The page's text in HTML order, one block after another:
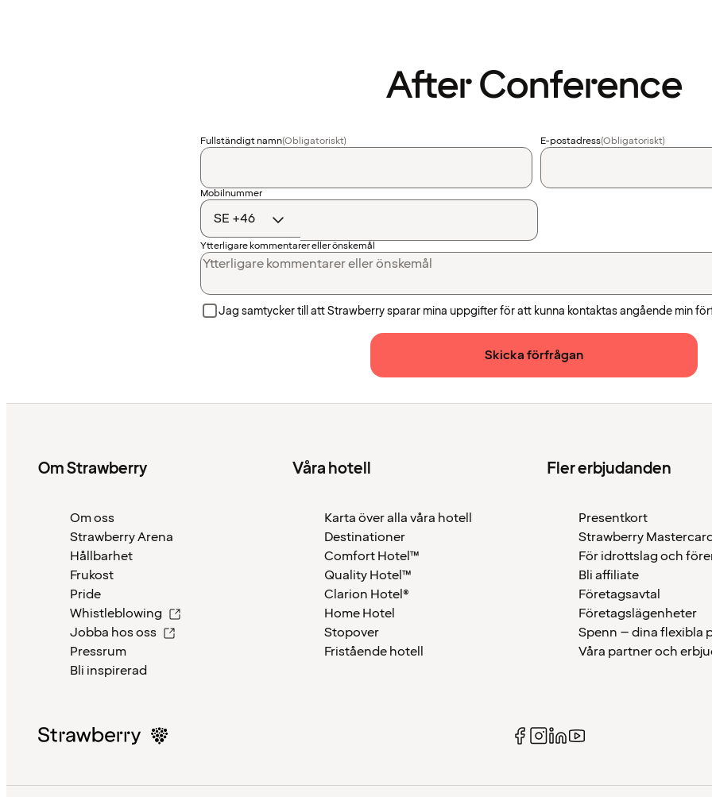
After Conference
Fullständigt namn(Obligatoriskt) E-postadress(Obligatoriskt)
Landskod
Mobilnummer
Ytterligare kommentarer eller önskemål
Jag samtycker till att Strawberry sparar mina uppgifter för att kunna kontaktas angående min
Skicka förfrågan
Om Strawberry
Om oss
Strawberry Arena
Hållbarhet
Frukost
Pride
Whistleblowing
Jobba hos oss
Pressrum
Bli inspirerad
Våra hotell
Karta över alla våra hotell
Destinationer
Comfort Hotel™
Quality Hotel™
Clarion Hotel®
Home Hotel
Stopover
Fristående hotell
Fler erbjudanden
Presentkort
Strawberry
För idrottslag och
Bli affiliate
Företagsavtal
Företagslägenheter
Spenn – dina flexibla
Våra partner och